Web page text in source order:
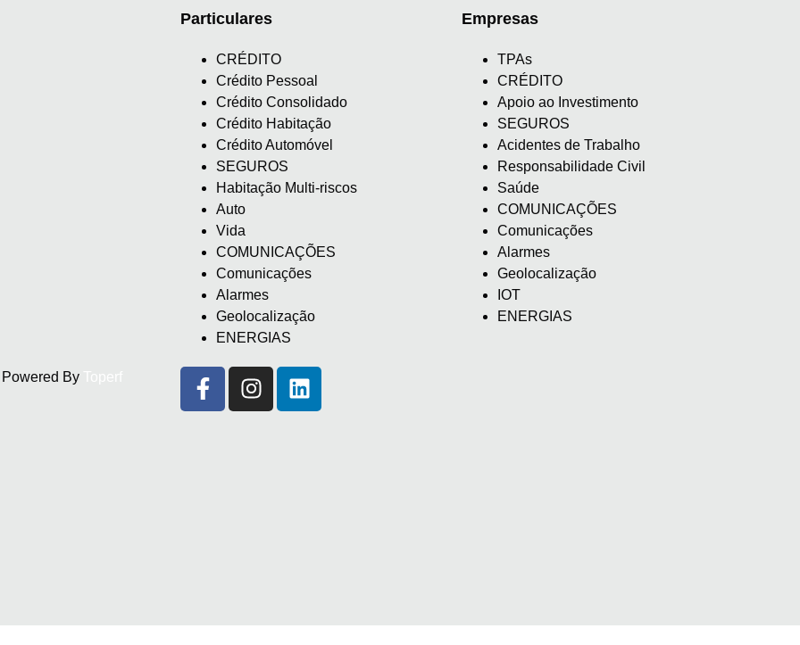
Particulares
CRÉDITO
Crédito Pessoal
Crédito Consolidado
Crédito Habitação
Crédito Automóvel
SEGUROS
Habitação Multi-riscos
Auto
Vida
COMUNICAÇÕES
Comunicações
Alarmes
Geolocalização
ENERGIAS
Empresas
TPAs
CRÉDITO
Apoio ao Investimento
SEGUROS
Acidentes de Trabalho
Responsabilidade Civil
Saúde
COMUNICAÇÕES
Comunicações
Alarmes
Geolocalização
IOT
ENERGIAS
By